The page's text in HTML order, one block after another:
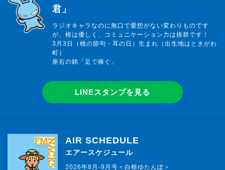
君」
ラジオキャラなのに無口で愛想がない変わりものです
が、根は優しく、コミュニケーション力は抜群です！
3月3日（桃の節句・耳の日）生まれ（出生地はときがわ
町）
座右の銘「足で稼ぐ」
LINEスタンプを見る
AIR SCHEDULE
エアースケジュール
2026年8月-9月号＜白根ゆたんぽ＞